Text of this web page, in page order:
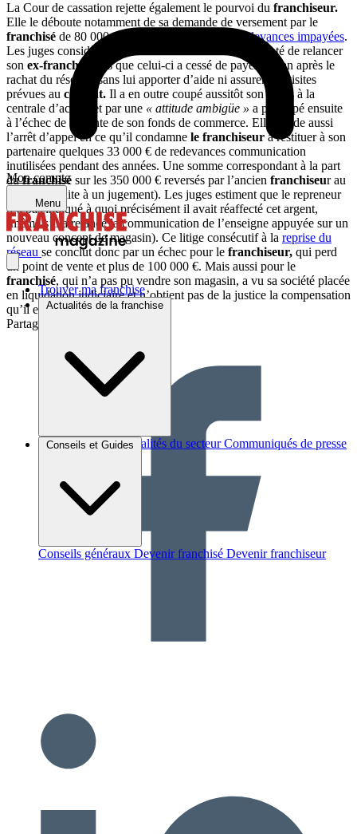
Mon compte
Menu
Trouver ma franchise
Actualités de la franchise
Brèves et actus Actualités du secteur Communiqués de presse
Conseils et Guides
Conseils généraux Devenir franchisé Devenir franchiseur
La Cour de cassation rejette également le pourvoi du franchiseur.
Elle le déboute notamment de sa demande de versement par le
franchisé de 80 000 € de marchandises et de redevances impayées.
Les juges considèrent que le
s’est contenté de relancer
son ex-franchisé
dès que celui-ci a cessé de payer (un an après le
rachat du réseau), sans lui apporter d’aide ni assurer les visites
prévues au contrat. Il a en outre coupé aussitôt son accès à la
centrale d’achats et par une « attitude ambigüe » a participé ensuite
à l’échec de la vente de son fonds de commerce. Elle valide aussi
l’arrêt d’appel en ce qu’il condamne le franchiseurà restituer à son
partenaire quelques 33 000 € de redevances communication
inutilisées pendant des années. Une somme correspondant à la part
dufranchisé sur les 350 000 € reversés par l’ancien franchiseur au
nouveau (suite à un jugement). Les juges estiment que le repreneur
n’a pas indiqué à quoi précisément il avait réaffecté cet argent,
(même s’il a relancé la communication de l’enseigne appuyée sur un
nouveau concept de magasin). Ce litige consécutif à la reprise du
réseau se conclut donc par un échec pour le franchiseur, qui perd
un point de vente et plus de 100 000 €. Mais aussi pour le
franchisé, qui n’a pas pu vendre son magasin, a vu sa société placée
en liquidation judiciaire et n’obtient pas de la justice la compensation
qu’il espérait.
Partager sur :